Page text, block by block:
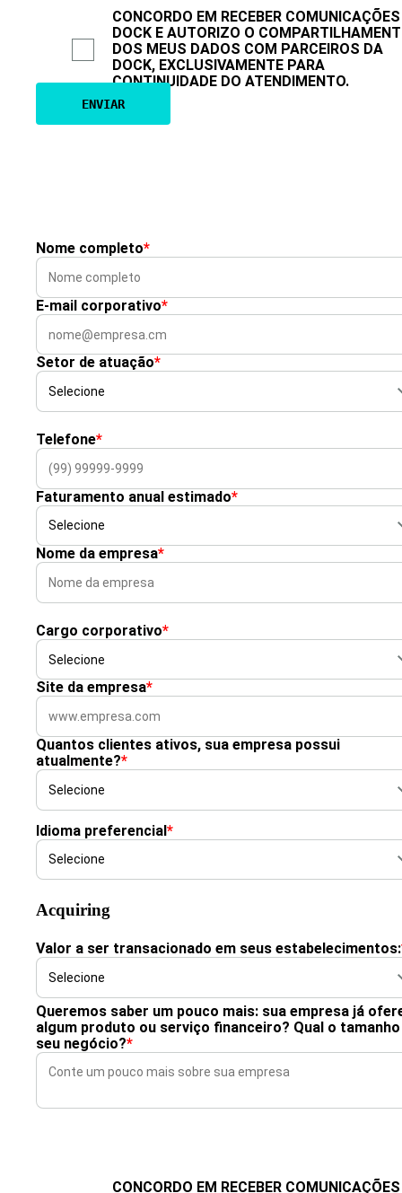
CONCORDO EM RECEBER
DOCK E AUTORIZO O
DOS MEUS DADOS COM PARCEIROS DA
DOCK, EXCLUSIVAMENTE PARA
CONTINUIDADE DO ATENDIMENTO.
Nome completo*
E-mail corporativo*
Setor de atuação*
Telefone*
Faturamento anual estimado*
Nome da empresa*
Cargo corporativo*
Site da empresa*
Quantos clientes ativos, sua empresa possui
atualmente?*
Idioma preferencial*
Acquiring
Valor a ser transacionado em seus estabelecimentos:
Queremos saber um pouco mais: sua empresa já
algum produto ou serviço financeiro? Qual o
seu negócio?*
CONCORDO EM RECEBER